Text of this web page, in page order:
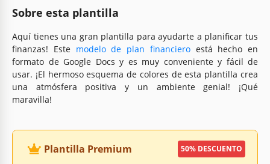
Sobre esta plantilla
Aquí tienes una gran plantilla para ayudarte a planificar tus
finanzas! Este modelo de plan financieroestá hecho en
formato de Google Docs y es muy conveniente y fácil de
usar. ¡El hermoso esquema de colores de esta plantilla crea
una atmósfera positiva y un ambiente genial! ¡Qué
maravilla!
Plantilla Premium 50% DESCUENTO